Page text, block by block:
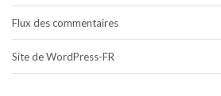
Flux des commentaires
Site de WordPress-FR